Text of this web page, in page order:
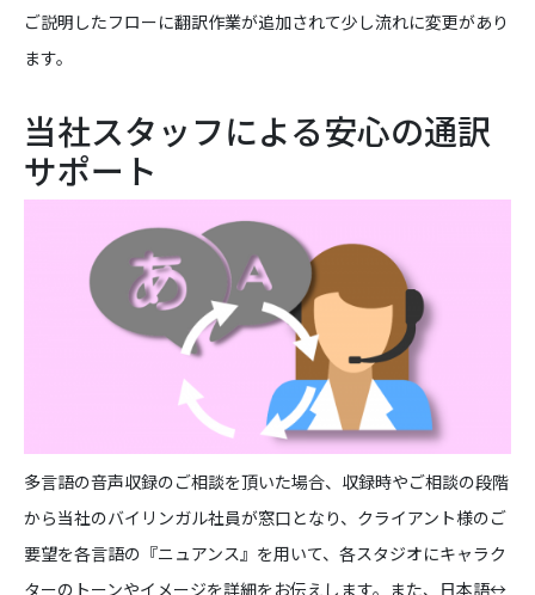
ご説明したフローに翻訳作業が追加されて少し流れに変更があり
ます。
当社スタッフによる安心の通訳
サポート
多言語の音声収録のご相談を頂いた場合、収録時やご相談の段階
から当社のバイリンガル社員が窓口となり、クライアント様のご
要望を各言語の『ニュアンス』を用いて、各スタジオにキャラク
ターのトーンやイメージを詳細をお伝えします。また、日本語↔